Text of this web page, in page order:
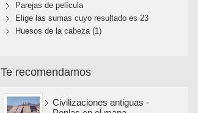
Parejas de película
Elige las sumas cuyo resultado es 23
Huesos de la cabeza (1)
Te recomendamos
Civilizaciones antiguas -